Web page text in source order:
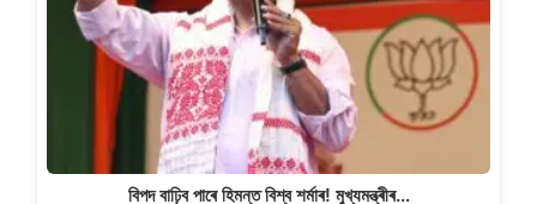
বিপদ বাঢ়িব পাৰে হিমন্ত বিশ্ব শৰ্মাৰ! মুখ্যমন্ত্ৰীৰ…